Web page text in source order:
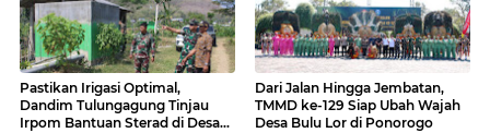
Pastikan Irigasi Optimal,
Dandim Tulungagung Tinjau
Irpom Bantuan Sterad di Desa
Dari Jalan Hingga Jembatan,
TMMD ke-129 Siap Ubah Wajah
Desa Bulu Lor di Ponorogo